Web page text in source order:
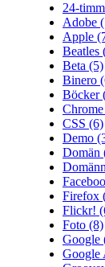
24-
Adobe
Apple
Beatles
Beta (5)
Binero
Böcker
Chrome
CSS (6)
Demo
Domän
Firefox
Flickr!
Foto (8)
Google
Google